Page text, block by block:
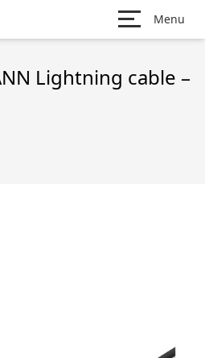
Menu
Lightning cable –